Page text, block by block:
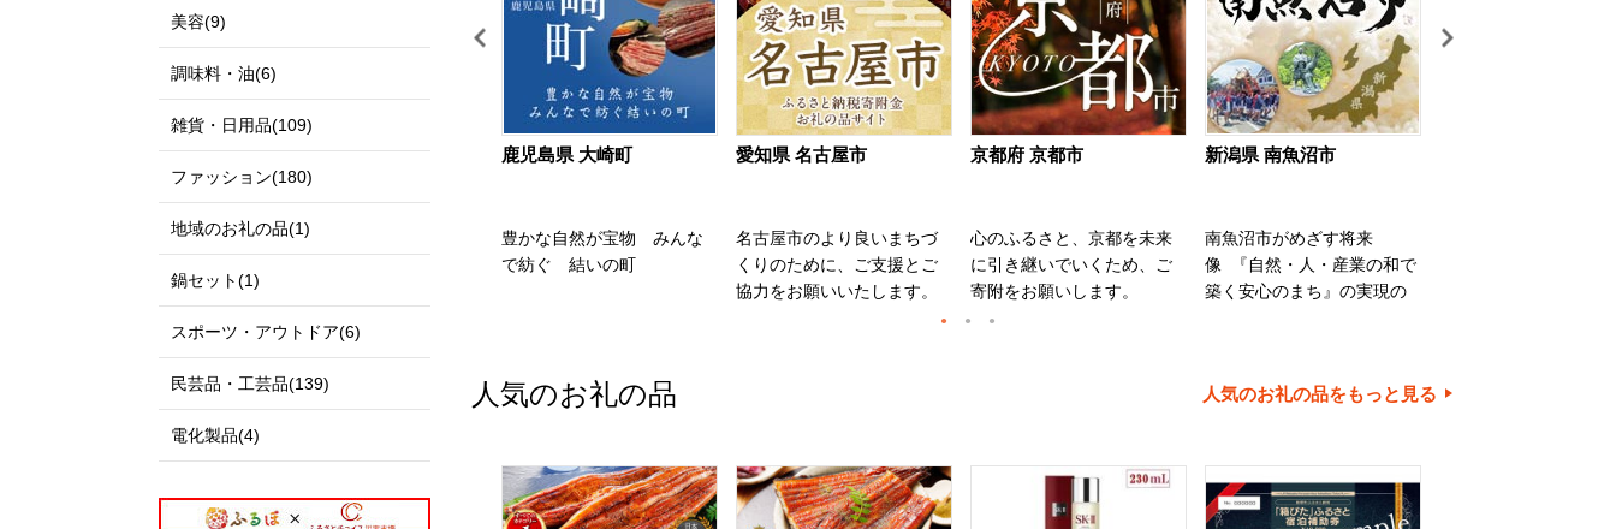
私たちのまち北栄町は、鳥
口約14,000人の町です。
松の景色が美しい北条砂丘
を望む黒ぼく地帯の丘陵地
があり、豊かな自然に囲ま
し、スイカ、ぶどう、らっ
島根県 出雲市
出雲市は、「神話の國出
歴史・文化遺産と、日本
豊かな自然に恵まれた地域
雲」をモットーに、全国に
鹿児島県 大崎町
豊かな自然が宝物 みんな
で紡ぐ 結いの町
愛知県 名古屋市
名古屋市のより良いまちづ
くりのために、ご支援とご
協力をお願いいたします。
京都府 京都市
心のふるさと、京都を未来
に引き継いでいくため、ご
寄附をお願いします。
新潟県 南魚沼市
南魚沼市がめざす将来
像 『自然・人・産業の和で
築く安心のまち』の実現の
す。
人気のお礼の品 人気のお礼の品をもっと見る
美容(9)
調味料・油(6)
雑貨・日用品(109)
ファッション(180)
地域のお礼の品(1)
鍋セット(1)
スポーツ・アウトドア(6)
民芸品・工芸品(139)
電化製品(4)